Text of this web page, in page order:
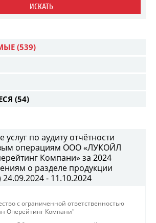
ИСКАТЬ
(539)
(54)
услуг по аудиту отчётности
операциям ООО «ЛУКОЙЛ
Компани» за 2024
о разделе продукции
- 11.10.2024
с ограниченной ответственностью
Оперейтинг Компани"